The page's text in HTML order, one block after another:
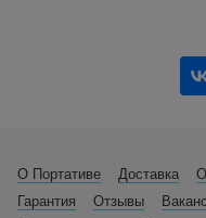
О Портативе Доставка
Гарантия
Отзывы